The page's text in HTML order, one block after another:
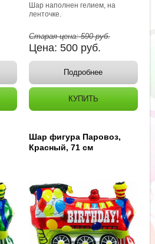
Шар наполнен гелием, на
ленточке.
Старая цена:590руб.
Цена: 500 руб.
Подробнее
КУПИТЬ
Шар фигура Паровоз,
Красный, 71 см